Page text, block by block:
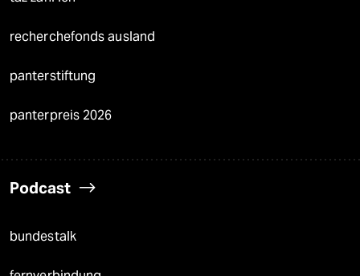
recherchefonds ausland
panterstiftung
panterpreis 2026
Podcast
bundestalk